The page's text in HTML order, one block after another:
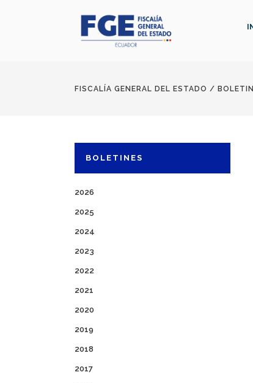
FISCALÍA GENERAL DEL ESTADO /
BOLETINES
2026
2025
2024
2023
2022
2021
2020
2019
2018
2017